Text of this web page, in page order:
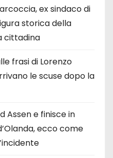
ex sindaco di
storica della
cittadina
frasi di Lorenzo
le scuse dopo la
Assen e finisce in
ecco come